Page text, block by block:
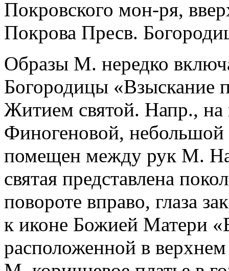
Покровского мон-ря,
Покрова Пресв.
Образы М. нередко
Богородицы «Взыскание
Житием святой. Напр.,
Финогеновой,
помещен между рук М.
святая представлена
повороте вправо, глаза
к иконе Божией Матери
расположенной в